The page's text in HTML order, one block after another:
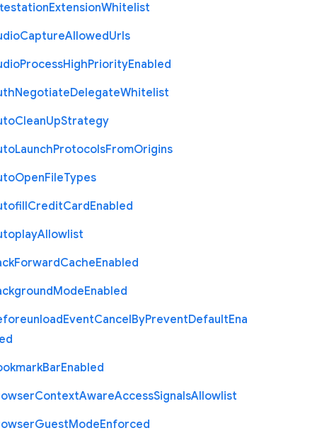
ExtensionWhitelist
CaptureAllowedUrls
ProcessHighPriorityEnabled
NegotiateDelegateWhitelist
CleanUpStrategy
LaunchProtocolsFromOrigins
OpenFileTypes
CreditCardEnabled
Allowlist
ForwardCacheEnabled
ModeEnabled
EventCancelByPreventDefaultEna
BarEnabled
ContextAwareAccessSignalsAllowlist
GuestModeEnforced